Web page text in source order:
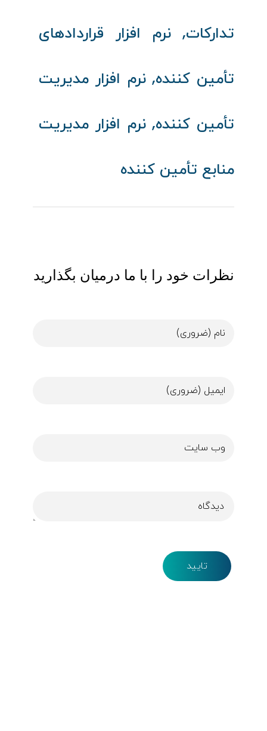
تدارکات, نرم‌ افزار قراردادهای
تأمین‌ کننده,نرم‌ افزار مدیریت
تأمین‌ کننده,نرم‌ افزار مدیریت
منابع تأمین‌ کننده
نظرات خود را با ما درمیان بگذارید